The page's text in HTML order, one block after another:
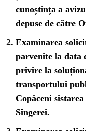
cunoștința a
depuse de către
Examinarea
parvenite la data
privire la
transportului
Copăceni
Sîngerei.